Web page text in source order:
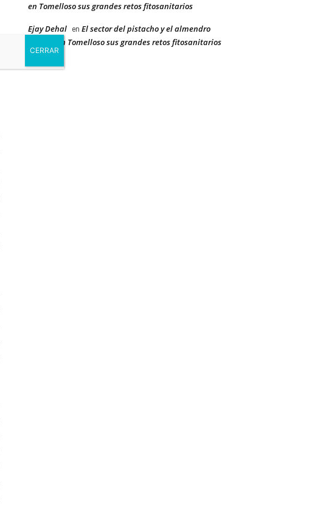
en Tomelloso sus grandes retos fitosanitarios
Ejay Dehal en El sector del pistacho y el almendro
aborda en Tomelloso sus grandes retos fitosanitarios